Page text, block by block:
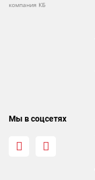
компания КБ
Мы в соцсетях